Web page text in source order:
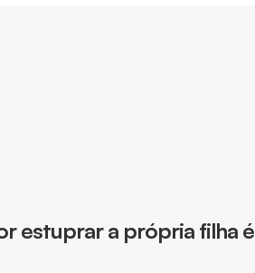
estuprar a própria filha é